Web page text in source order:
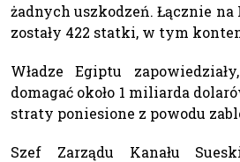
żadnych uszkodzeń. Łącznie
zostały 422 statki, w tym
Władze Egiptu
domagać około 1 miliarda
straty poniesione z powodu
Szef Zarządu Kanału